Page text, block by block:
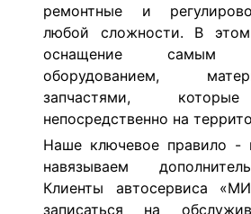
ремонтные и
любой сложности. В
оснащение самым
оборудованием,
запчастями,
непосредственно на
Наше ключевое правило -
навязываем
Клиенты автосервиса
записаться на